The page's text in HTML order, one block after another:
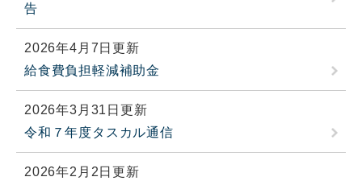
告
2026年4月7日更新
給食費負担軽減補助金
2026年3月31日更新
令和７年度タスカル通信
2026年2月2日更新